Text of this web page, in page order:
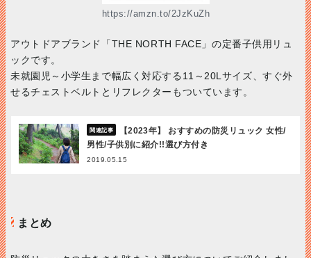
https://amzn.to/2JzKuZh
アウトドアブランド「THE NORTH FACE」の定番子供用リュ
ックです。
未就園児～小学生まで幅広く対応する11～20Lサイズ、すぐ外
せるチェストベルトとリフレクターもついています。
【2023年】 おすすめの防災リュック 女性/
男性/子供別に紹介!!選び方付き
2019.05.15
まとめ